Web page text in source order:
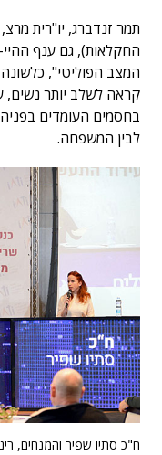
תמר זנדברג, יו"רית
החקלאות), גם ענף
קראה לשלב יותר נשים,
בחסמים העומדים
לבין המשפחה.
ח"כ סתיו שפיר והמנחים,